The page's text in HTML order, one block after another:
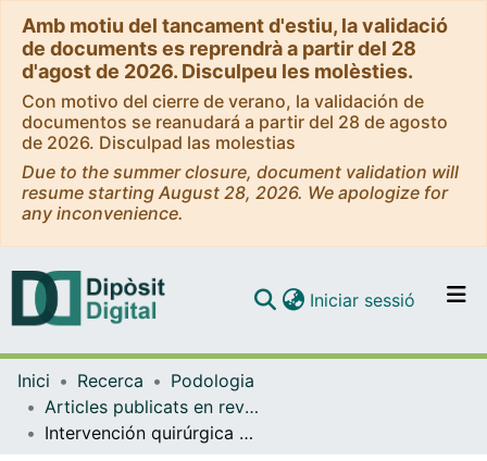
Amb motiu del tancament d'estiu, la validació
de documents es reprendrà a partir del 28
d'agost de 2026. Disculpeu les molèsties.
Con motivo del cierre de verano, la validación de
documentos se reanudará a partir del 28 de agosto
de 2026. Disculpad las molestias
Due to the summer closure, document validation will
resume starting August 28, 2026. We apologize for
any inconvenience.
Navega per tot el DD
Iniciar sessió (current)
Inici Recerca
Podologia
Articles publicats en revistes (Podologia)
Intervención quirúrgica de papilomas víricos múltiples